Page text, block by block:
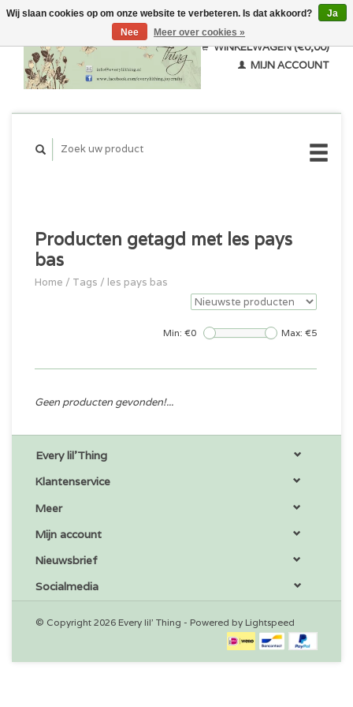
WINKELWAGEN (€0,00)
MIJN ACCOUNT
Producten getagd met les pays
bas
Home / Tags / les pays bas
Min: €0 Max: €5
Geen producten gevonden!...
Every lil'Thing
Klantenservice
Meer
Mijn account
Nieuwsbrief
Socialmedia
© Copyright 2026 Every lil' Thing - Powered by Lightspeed
Wij slaan cookies op om onze website te verbeteren. Is dat akkoord?
Ja
Nee
Meer over cookies »